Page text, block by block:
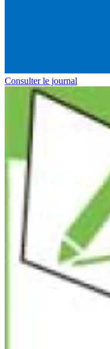
Consulter le journal